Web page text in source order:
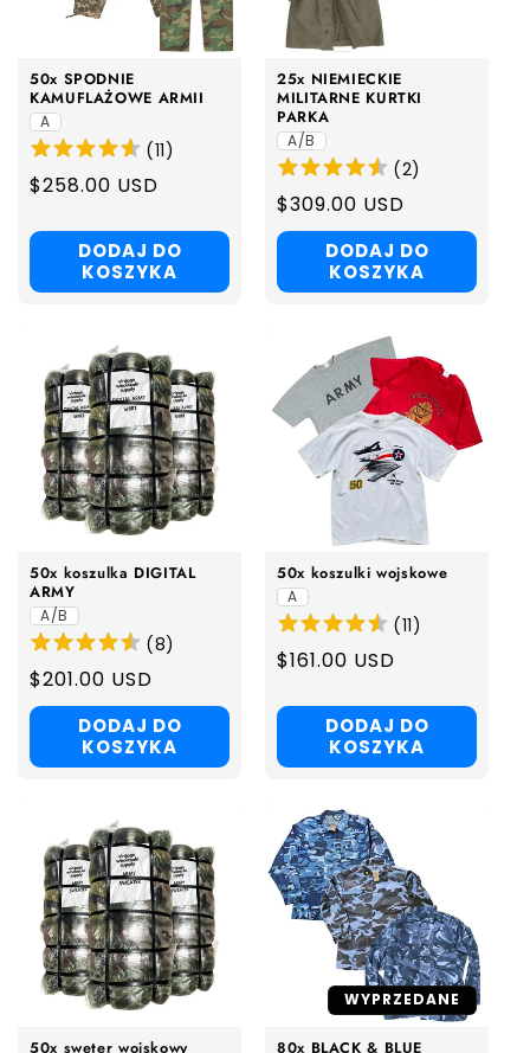
50x SPODNIE
KAMUFLAŻOWE ARMII
A
(11)
Regular
$258.00 USD
DODAJ DO
KOSZYKA
25x NIEMIECKIE
MILITARNE KURTKI
PARKA
A/B
(2)
Regular
price
$309.00 USD
DODAJ DO
KOSZYKA
50x koszulka DIGITAL
ARMY
A/B
(8)
Regular
price
$201.00 USD
DODAJ DO
KOSZYKA
50x koszulki wojskowe
A
(11)
Regular
$161.00 USD
DODAJ DO
KOSZYKA
50x sweter wojskowy
WYPRZEDANE
80x BLACK & BLUE